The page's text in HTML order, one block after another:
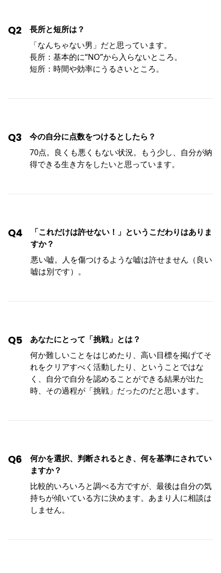
Q2
長所と短所は？
「なんちゃない男」だと思っています。
長所：基本的に“NO”から入らないところ。
短所：時間や効率にうるさいところ。
Q3
今の自分に点数をつけるとしたら？
70点。良くも悪くもない状況。もう少し、自分が納
得できる生き方をしたいと思っています。
Q4
「これだけは許せない！」というこだわりはありま
すか？
悪い嘘。人を傷つけるような嘘は許せません（良い
嘘は別です）。
Q5
あなたにとって「挑戦」とは？
何か難しいことをはじめたり、高い目標を掲げてそ
れをクリアすべく活動したり、ということではな
く、自分で自分を認めることができる結果が出た
時、その過程が「挑戦」だったのだと思います。
Q6
何かを選択、判断されるとき、何を基準にされてい
ますか？
比較的いろいろと調べる方ですが、最後は自分の気
持ちが傾いている方に決めます。あまり人に相談は
しません。